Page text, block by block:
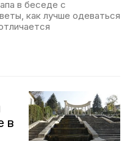
в беседе с
как лучше одеваться
в